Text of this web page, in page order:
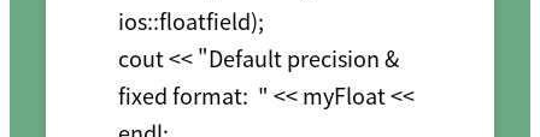
ios::floatfield);
cout << "Default precision &
fixed format:  " << myFloat <<